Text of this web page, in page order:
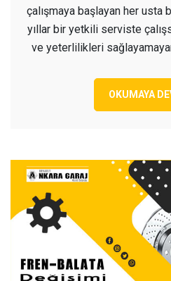
çalışmaya başlayan her usta
yıllar bir yetkili serviste
ve yeterlilikleri
OKUMAYA